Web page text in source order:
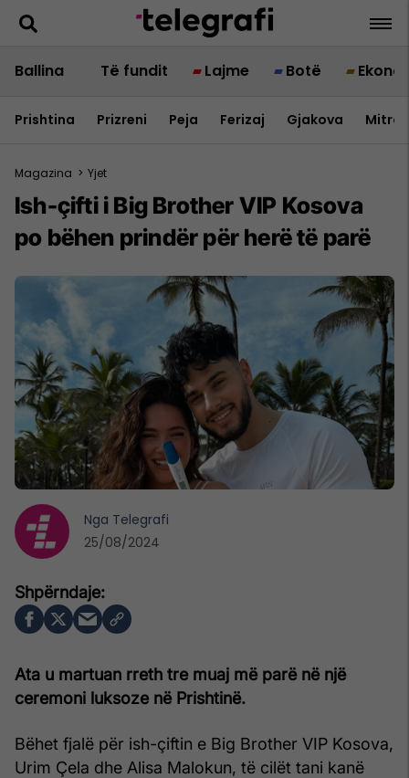
Ballina Të fundit Lajme Botë
Prishtina Prizreni Peja Ferizaj Gjakova
Magazina > Yjet
Ish-çifti i Big Brother VIP Kosova
po bëhen prindër për herë të parë
Ata u martuan rreth tre muaj më parë në një
ceremoni luksoze në Prishtinë.
Bëhet fjalë për ish-çiftin e Big Brother VIP Kosova,
Urim Çela dhe Alisa Malokun, të cilët tani kanë
Nga Telegrafi
25/08/2024